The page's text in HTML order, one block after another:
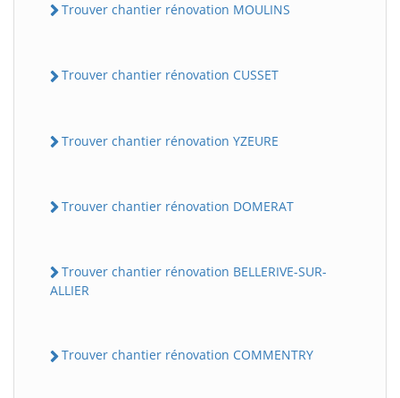
Trouver chantier rénovation MOULINS
Trouver chantier rénovation CUSSET
Trouver chantier rénovation YZEURE
Trouver chantier rénovation DOMERAT
Trouver chantier rénovation BELLERIVE-SUR-
ALLIER
Trouver chantier rénovation COMMENTRY